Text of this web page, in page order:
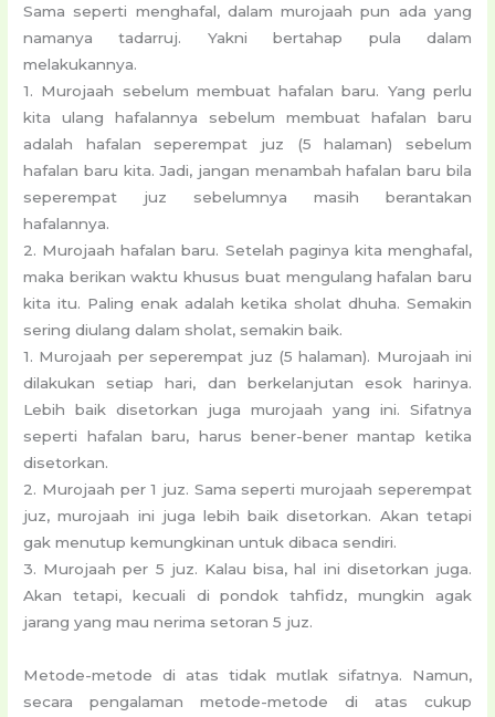
Sama seperti menghafal, dalam murojaah pun ada yang
namanya tadarruj. Yakni bertahap pula dalam
melakukannya.
1. Murojaah sebelum membuat hafalan baru. Yang perlu
kita ulang hafalannya sebelum membuat hafalan baru
adalah hafalan seperempat juz (5 halaman) sebelum
hafalan baru kita. Jadi, jangan menambah hafalan baru bila
seperempat juz sebelumnya masih berantakan
hafalannya.
2. Murojaah hafalan baru. Setelah paginya kita menghafal,
maka berikan waktu khusus buat mengulang hafalan baru
kita itu. Paling enak adalah ketika sholat dhuha. Semakin
sering diulang dalam sholat, semakin baik.
1. Murojaah per seperempat juz (5 halaman). Murojaah ini
dilakukan setiap hari, dan berkelanjutan esok harinya.
Lebih baik disetorkan juga murojaah yang ini. Sifatnya
seperti hafalan baru, harus bener-bener mantap ketika
disetorkan.
2. Murojaah per 1 juz. Sama seperti murojaah seperempat
juz, murojaah ini juga lebih baik disetorkan. Akan tetapi
gak menutup kemungkinan untuk dibaca sendiri.
3. Murojaah per 5 juz. Kalau bisa, hal ini disetorkan juga.
Akan tetapi, kecuali di pondok tahfidz, mungkin agak
jarang yang mau nerima setoran 5 juz.
Metode-metode di atas tidak mutlak sifatnya. Namun,
secara pengalaman metode-metode di atas cukup